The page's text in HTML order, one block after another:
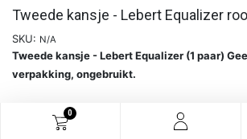
0
Tweede kansje - Lebert Equalizer
SKU: N/A
Tweede kansje - Lebert Equalizer (1 paar)
verpakking, ongebruikt.
Meer info